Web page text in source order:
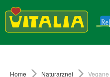
Home Naturarznei